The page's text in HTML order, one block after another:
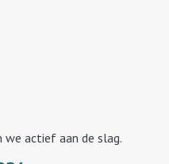
we actief aan de slag.